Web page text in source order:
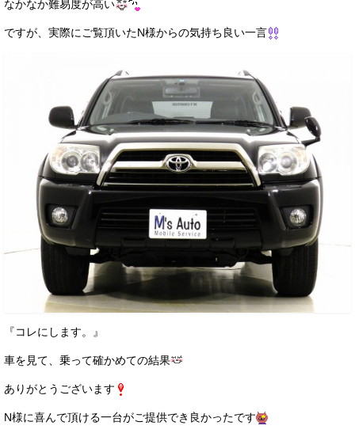
なかなか難易度が高い
ですが、実際にご覧頂いたN様からの気持ち良い一言
『コレにします。』
車を見て、乗って確かめての結果
ありがとうございます
N様に喜んで頂ける一台がご提供でき良かったです